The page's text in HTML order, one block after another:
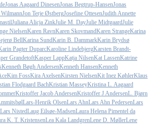
Jonas Aagaard DinesenJonas Begtrup-HansenJonas
WilmannJon Terje ØstbergJosefine OttesenJudith Annette
Juliana Alicja ZinkJulie M. DayJulie MidtgaardJulie
NielsenKaren RavnKaren SkovmandKaren StrangeKarina
BellKarina SundKarin B. DammarkKarin Brydsø
Pagter DuparcKaroline LindebjergKarsten Brandt-
GrandetoftKasper LappKatja NilsenKat LassenKatrine
Kenneth Bøgh AndersenKenneth HansenKenneth
Kim FossKira AxelsenKirsten NielsenKit Inez KøhlerKlaus
Flodgaard BachKristian MasseyKristina L. Aagaard
Kristoffer Jacob AndersenKristoffer J AndersenL. Bjørn
Lars-Henrik OlsenLars AhnLars Ahn PedersenLars
Lars NistedLaug Eilsøe-MadsenLaura Helena Pimentel da
K. T. KristensenLea Kala LandgrenLene D. MøllerLene